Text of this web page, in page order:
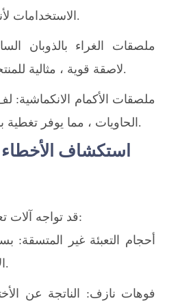
الاستخدامات لأنواع الحاويات المختلفة.
ملصقات الغراء بالذوبان
لاصقة قوية ، مثالية للمنتجات المعرضة للرطوبة.
ملصقات الأكمام الانكماشية:
الحاويات ، مما يوفر تغطية بالدرجات ومظهر ممتاز.
استكشاف الأخطاء
قد تواجه آلات تعبئة السوائل عدة مشاكل:
أحجام التعبئة غير المتسقة:
الإعدادات غير الصحيحة.
فوهات نازف: الناتجة عن